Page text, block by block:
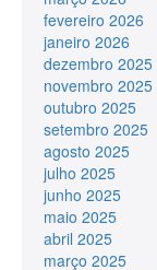
fevereiro 2026
janeiro 2026
dezembro 2025
novembro 2025
outubro 2025
setembro 2025
agosto 2025
julho 2025
junho 2025
maio 2025
abril 2025
março 2025